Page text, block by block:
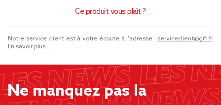
Ce produit vous plaît ?
Notre service client est à votre écoute à l'adresse : serviceclient@gifi.fr
En savoir plus...
Ne manquez pas la